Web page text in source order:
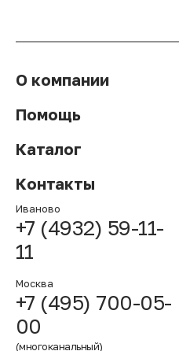
О компании
Помощь
Каталог
Контакты
Иваново
+7 (4932) 59-11-
11
Москва
+7 (495) 700-05-
00
(многоканальный)